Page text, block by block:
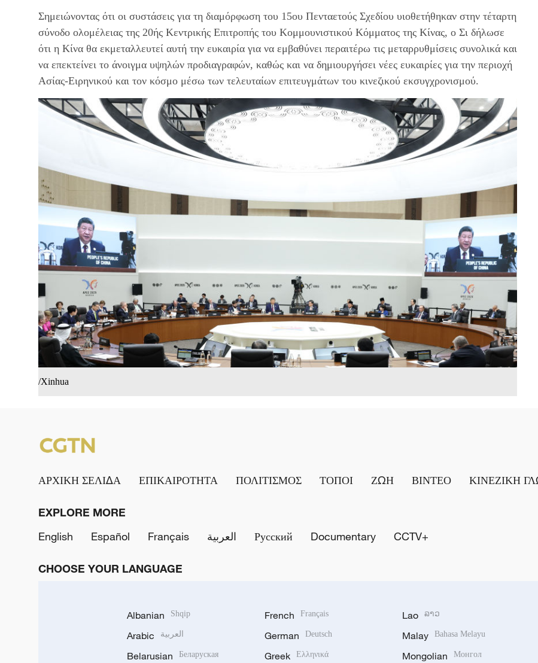
Σημειώνοντας ότι οι συστάσεις για τη διαμόρφωση του 15ου Πενταετούς Σχεδίου υιοθετήθηκαν στην τέταρτη
σύνοδο ολομέλειας της 20ής Κεντρικής Επιτροπής του Κομμουνιστικού Κόμματος της Κίνας, ο Σι δήλωσε
ότι η Κίνα θα εκμεταλλευτεί αυτή την ευκαιρία για να εμβαθύνει περαιτέρω τις μεταρρυθμίσεις συνολικά και
να επεκτείνει το άνοιγμα υψηλών προδιαγραφών, καθώς και να δημιουργήσει νέες ευκαιρίες για την περιοχή
Ασίας-Ειρηνικού και τον κόσμο μέσω των τελευταίων επιτευγμάτων του κινεζικού εκσυγχρονισμού.
/Xinhua
ΑΡΧΙΚΗ ΣΕΛΙΔΑ ΕΠΙΚΑΙΡΟΤΗΤΑ ΠΟΛΙΤΙΣΜΟΣ ΤΟΠΟΙ ΖΩΗ ΒΙΝΤΕΟ ΚΙΝΕΖΙΚΗ
EXPLORE MORE
English
Español Français العربية Русский Documentary CCTV+
CHOOSE YOUR LANGUAGE
Albanian Shqip
Arabic العربية
Belarusian Беларуская
French Français
German Deutsch
Greek Ελληνικά
Lao ລາວ
Malay Bahasa Melayu
Mongolian Монгол